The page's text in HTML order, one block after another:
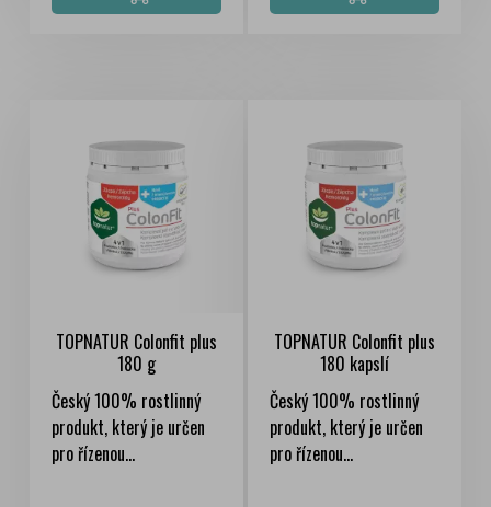
TOPNATUR Colonfit plus
180 g
Český 100% rostlinný
produkt, který je určen
pro řízenou...
TOPNATUR Colonfit plus
180 kapslí
Český 100% rostlinný
produkt, který je určen
pro řízenou...